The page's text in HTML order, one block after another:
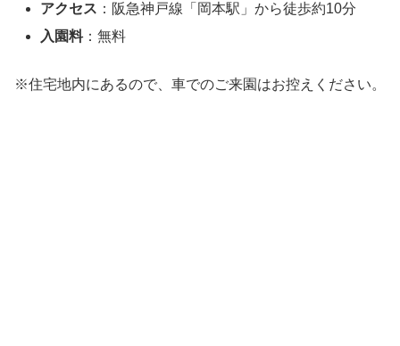
アクセス ：阪急神戸線「岡本駅」から徒歩約10分
入園料：無料
※住宅地内にあるので、車でのご来園はお控えください。